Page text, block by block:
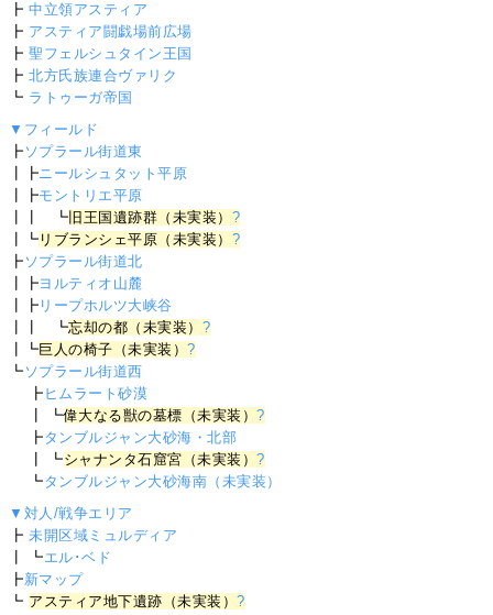
┣中立領アスティア
┣ アスティア闘戯場前広場
┣聖フェルシュタイン王国
┣北方氏族連合ヴァリク
┗ ラトゥーガ帝国
▼フィールド
┣ ソプラール街道東
┃┣ニールシュタット平原
┃┣モントリエ平原
┃┃ ┗ 旧王国遺跡群（未実装） ?
┃┗ リブランシェ平原（未実装） ?
┣ ソプラール街道北
┃┣ヨルティオ山麓
┃┣ リープホルツ大峡谷
┃┃ ┗忘却の都（未実装） ?
┃┗巨人の椅子（未実装）?
┗ ソプラール街道西
┣ ヒムラート砂漠
┃ ┗偉大なる獣の墓標（未実装）?
┣ タンブルジャン大砂海・北部
┃ ┗シャナンタ石窟宮（未実装）?
┗ タンブルジャン大砂海南（未実装）
▼対人/戦争エリア
┣未開区域ミュルディア
┃ ┗エル･ベド
┣新マップ
┗ アスティア地下遺跡（未実装）?